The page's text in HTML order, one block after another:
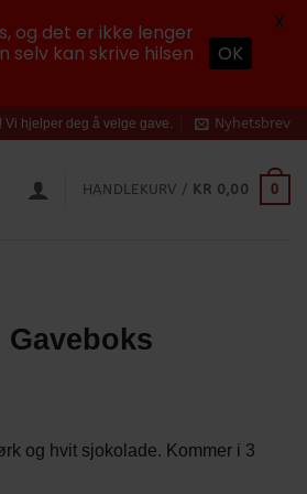
hjelper deg å velge gave. Nyhetsbrev
HANDLEKURV / KR 0,00 0
og hvit sjokolade. Kommer i 3
og det er ikke lenger
selv kan skrive hilsen
OK
X